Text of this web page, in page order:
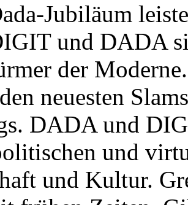
Jubiläum
und DADA
der
neuesten
DADA und
und
und Kultur.